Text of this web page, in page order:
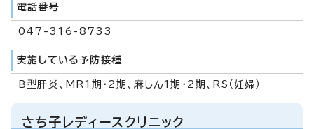
電話番号
047-316-8733
実施している予防接種
B型肝炎、MR1期・2期、麻しん1期・2期、RS（妊婦）
さち子レディースクリニック